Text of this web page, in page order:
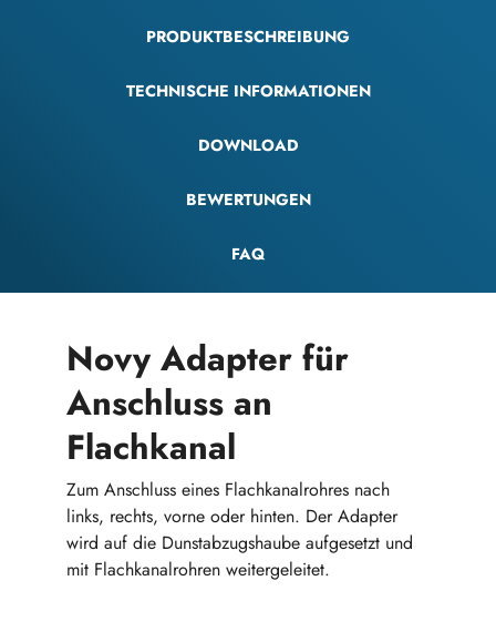
PRODUKTBESCHREIBUNG
TECHNISCHE INFORMATIONEN
DOWNLOAD
BEWERTUNGEN
FAQ
Novy Adapter für
Anschluss an
Flachkanal
Zum Anschluss eines Flachkanalrohres nach
links, rechts, vorne oder hinten. Der Adapter
wird auf die Dunstabzugshaube aufgesetzt und
mit Flachkanalrohren weitergeleitet.